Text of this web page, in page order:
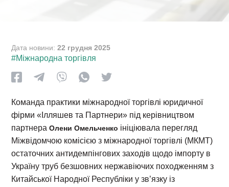
Дата новини:22 грудня 2025
#Міжнародна торгівля
Команда практики міжнародної торгівлі юридичної
фірми «Ілляшев та Партнери» під керівництвом
партнераОлени Омельченко ініціювала перегляд
Міжвідомчою комісією з міжнародної торгівлі (МКМТ)
остаточних антидемпінгових заходів щодо імпорту в
Україну труб безшовних нержавіючих походженням з
Китайської Народної Республіки у зв’язку із